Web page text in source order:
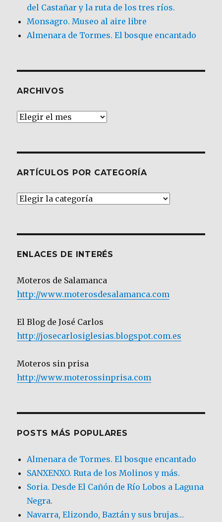
del Castañar y la ruta de los tres ríos.
Monsagro. Museo al aire libre
Almenara de Tormes. El bosque encantado
ARCHIVOS
Archivos
ARTÍCULOS POR CATEGORÍA
Artículos
ENLACES DE INTERÉS
Moteros de Salamanca
http://www.moterosdesalamanca.com
El Blog de José Carlos
http://josecarlosiglesias.blogspot.com.es
Moteros sin prisa
http://www.moterossinprisa.com
POSTS MÁS POPULARES
Almenara de Tormes. El bosque encantado
SANXENXO. Ruta de los Molinos y más.
Soria. Desde El Cañón de Río Lobos a Laguna
Negra.
Navarra, Elizondo, Baztán y sus brujas…